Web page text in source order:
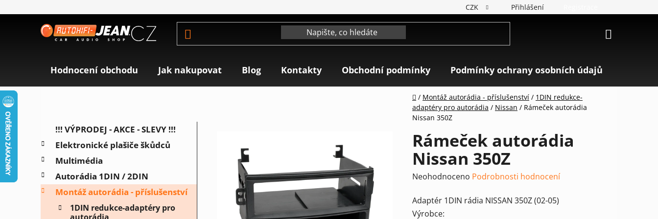
na
CZK Přihlášení
Hodnocení obchodu Jak nakupovat Blog Kontakty Obchodní podmínky Podmínky ochrany osobních údajů
Domů
/ Montáž autorádia - příslušenství / 1DIN redukce-
adaptéry pro autorádia / Nissan / Rámeček autorádia
Nissan 350Z
o
s
t
r
a
Přeskočit
t
e
g
o
r
!!! VÝPRODEJ - AKCE - SLEVY !!!
Elektronické plašiče škůdců
Multimédia
Autorádia 1DIN / 2DIN
Montáž autorádia - příslušenství
1DIN redukce-adaptéry pro
Rámeček autorádia
Nissan 350Z
Průměrné
produktu
je
Neohodnoceno Podrobnosti hodnocení
Adaptér 1DIN rádia NISSAN 350Z (02-05)
Výrobce: